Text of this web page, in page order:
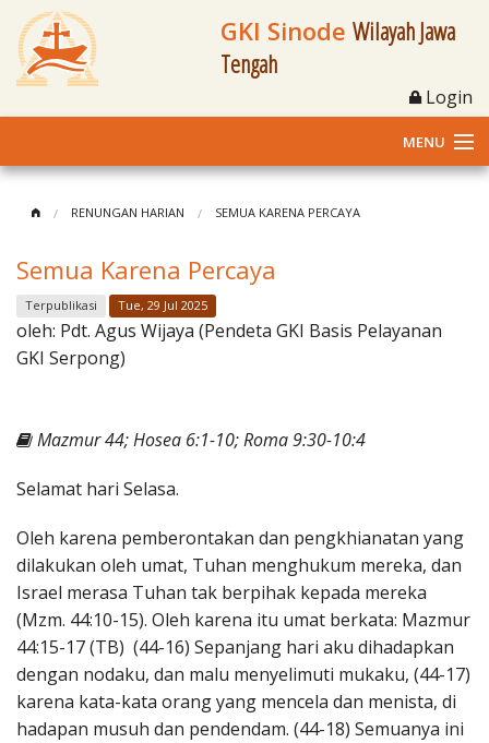
GKI Sinode Wilayah Jawa
Tengah
Login
MENU
Klasis dan Jemaat
Berita Kegiatan
Materi
RENUNGAN HARIAN SEMUA KARENA PERCAYA
Semua Karena Percaya
Terpublikasi Tue, 29 Jul 2025
oleh: Pdt. Agus Wijaya (Pendeta GKI Basis Pelayanan
GKI Serpong)
Mazmur 44; Hosea 6:1-10; Roma 9:30-10:4
Selamat hari Selasa.
Oleh karena pemberontakan dan pengkhianatan yang
dilakukan oleh umat, Tuhan menghukum mereka, dan
Israel merasa Tuhan tak berpihak kepada mereka
(Mzm. 44:10-15). Oleh karena itu umat berkata: Mazmur
44:15-17 (TB) (44-16) Sepanjang hari aku dihadapkan
dengan nodaku, dan malu menyelimuti mukaku, (44-17)
karena kata-kata orang yang mencela dan menista, di
hadapan musuh dan pendendam. (44-18) Semuanya ini